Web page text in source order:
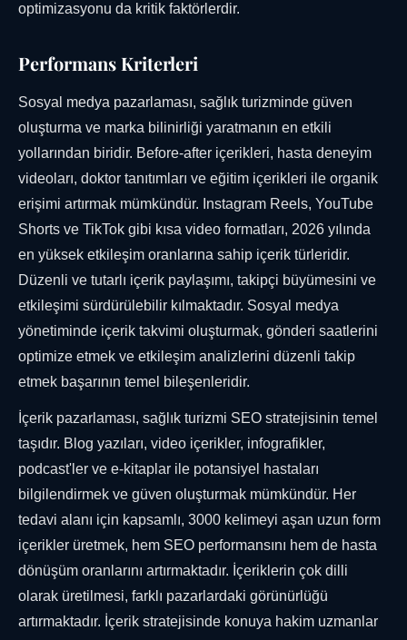
optimizasyonu da kritik faktörlerdir.
Performans Kriterleri
Sosyal medya pazarlaması, sağlık turizminde güven
oluşturma ve marka bilinirliği yaratmanın en etkili
yollarından biridir. Before-after içerikleri, hasta deneyim
videoları, doktor tanıtımları ve eğitim içerikleri ile organik
erişimi artırmak mümkündür. Instagram Reels, YouTube
Shorts ve TikTok gibi kısa video formatları, 2026 yılında
en yüksek etkileşim oranlarına sahip içerik türleridir.
Düzenli ve tutarlı içerik paylaşımı, takipçi büyümesini ve
etkileşimi sürdürülebilir kılmaktadır. Sosyal medya
yönetiminde içerik takvimi oluşturmak, gönderi saatlerini
optimize etmek ve etkileşim analizlerini düzenli takip
etmek başarının temel bileşenleridir.
İçerik pazarlaması, sağlık turizmi SEO stratejisinin temel
taşıdır. Blog yazıları, video içerikler, infografikler,
podcast'ler ve e-kitaplar ile potansiyel hastaları
bilgilendirmek ve güven oluşturmak mümkündür. Her
tedavi alanı için kapsamlı, 3000 kelimeyi aşan uzun form
içerikler üretmek, hem SEO performansını hem de hasta
dönüşüm oranlarını artırmaktadır. İçeriklerin çok dilli
olarak üretilmesi, farklı pazarlardaki görünürlüğü
artırmaktadır. İçerik stratejisinde konuya hakim uzmanlar